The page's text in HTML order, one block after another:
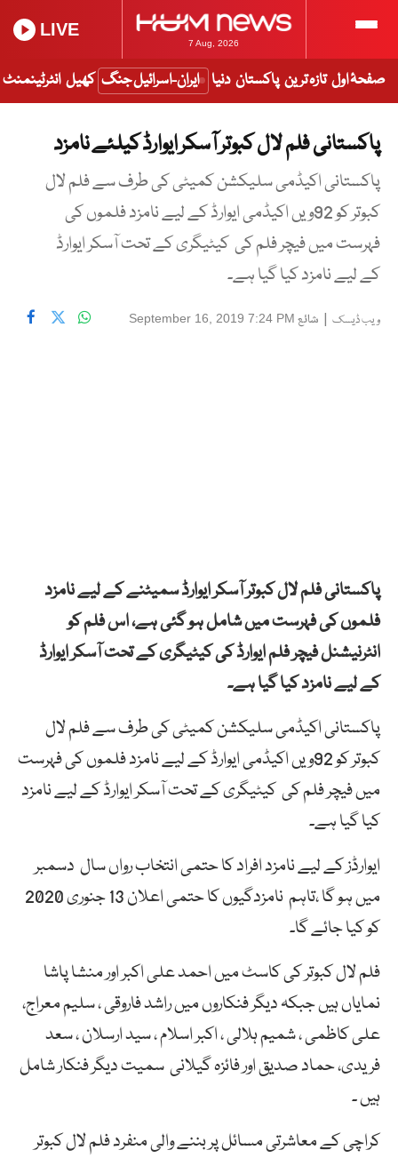
7 Aug, 2026
LIVE
صفحۂ اول تازہ ترین پاکستان دنیا ایران-اسرائیل جنگ کھیل انٹرٹینمنٹ
پاکستانی فلم لال کبوتر آسکر ایوارڈ کیلئے نامزد
پاکستانی اکیڈمی سلیکشن کمیٹی کی طرف سے فلم لال
کبوتر کو 92ویں اکیڈمی ایوارڈ کے لیے نامزد فلموں کی
فہرست میں فیچر فلم کی کیٹیگری کے تحت آسکر ایوارڈ
کے لیے نامزد کیا گیا ہے۔
ویب ڈیسک | شائع September 16, 2019 7:24 PM
پاکستانی فلم لال کبوتر آسکر ایوارڈ سمیٹنے کے لیے نامزد
فلموں کی فہرست میں شامل ہو گئی ہے، اس فلم کو
انٹرنیشنل فیچر فلم ایوارڈ کی کیٹیگری کے تحت آسکر ایوارڈ
کے لیے نامزد کیا گیا ہے۔
پاکستانی اکیڈمی سلیکشن کمیٹی کی طرف سے فلم لال
کبوتر کو 92ویں اکیڈمی ایوارڈ کے لیے نامزد فلموں کی فہرست
میں فیچر فلم کی کیٹیگری کے تحت آسکر ایوارڈ کے لیے نامزد
کیا گیا ہے۔
ایوارڈز کے لیے نامزد افراد کا حتمی انتخاب رواں سال دسمبر
میں ہو گا ،تاہم نامزدگیوں کا حتمی اعلان 13 جنوری 2020
کو کیا جائے گا۔
فلم لال کبوتر کی کاسٹ میں احمد علی اکبر اور منشا پاشا
نمایاں ہیں جبکہ دیگر فنکاروں میں راشد فاروقی ، سلیم معراج،
علی کاظمی ، شمیم ہلالی ، اکبر اسلام ، سید ارسلان ، سعد
فریدی، حماد صدیق اور فائزہ گیلانی سمیت دیگر فنکار شامل
ہیں ۔
کراچی کے معاشرتی مسائل پر بننے والی منفرد فلم لال کبوتر